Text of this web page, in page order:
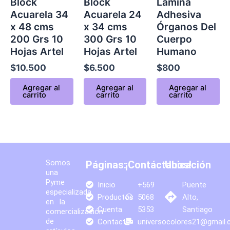
Acuarela 34
x 48 cms
200 Grs 10
Hojas Artel
$10.500
Agregar al
carrito
Acuarela 24
x 34 cms
300 Grs 10
Hojas Artel
$6.500
Agregar al
carrito
Adhesiva
Órganos Del
Cuerpo
Humano
$800
Agregar al
carrito
Somos
una
Pyme
especializada
en la
comercialización
de
Páginas:
Inicio
Productos
Cuenta
Contacto
¡Contáctanos!
+569
5068
5353
Ubicación
Puente
Alto,
Santiago